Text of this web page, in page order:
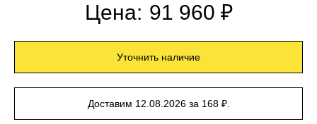
Цена: 91 960 ₽
Уточнить наличие
Доставим 12.08.2026 за 168 ₽.